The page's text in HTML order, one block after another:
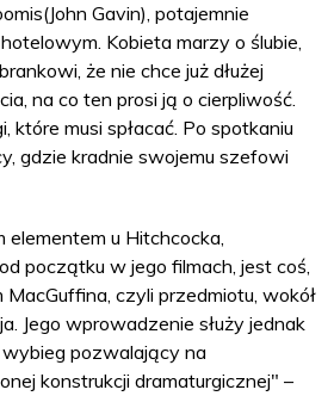
Gavin), potajemnie
Kobieta marzy o ślubie,
że nie chce już dłużej
na co ten prosi ją o cierpliwość.
które musi spłacać. Po spotkaniu
gdzie kradnie swojemu szefowi
u Hitchcocka,
początku w jego filmach, jest coś,
MacGuffina, czyli przedmiotu, wokół
Jego wprowadzenie służy jednak
pozwalający na
konstrukcji dramaturgicznej" –